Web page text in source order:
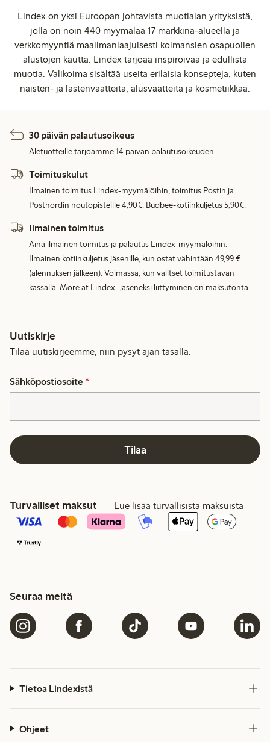
Lindex on yksi Euroopan johtavista muotialan yrityksistä,
jolla on noin 440 myymälää 17 markkina-alueella ja
verkkomyyntiä maailmanlaajuisesti kolmansien osapuolien
alustojen kautta. Lindex tarjoaa inspiroivaa ja edullista
muotia. Valikoima sisältää useita erilaisia konsepteja, kuten
naisten- ja lastenvaatteita, alusvaatteita ja kosmetiikkaa.
30 päivän palautusoikeus
Aletuotteille tarjoamme 14 päivän palautusoikeuden.
Toimituskulut
Ilmainen toimitus Lindex-myymälöihin, toimitus Postin ja
Postnordin noutopisteille 4,90€. Budbee-kotiinkuljetus 5,90€.
Ilmainen toimitus
Aina ilmainen toimitus ja palautus Lindex-myymälöihin.
Ilmainen kotiinkuljetus jäsenille, kun ostat vähintään 49,99 €
(alennuksen jälkeen). Voimassa, kun valitset toimitustavan
kassalla. More at Lindex -jäseneksi liittyminen on maksutonta.
Uutiskirje
Tilaa uutiskirjeemme, niin pysyt ajan tasalla.
Sähköpostiosoite *
Tilaa
Turvalliset maksut Lue lisää turvallisista maksuista
Seuraa meitä
Tietoa Lindexistä
Ohjeet